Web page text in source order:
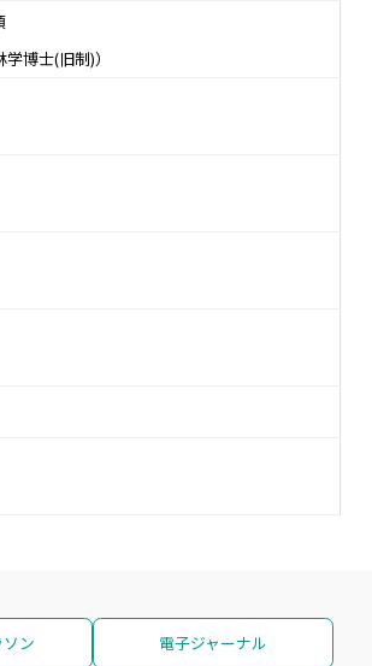
博士(旧制)）
ン 電子ジャーナル